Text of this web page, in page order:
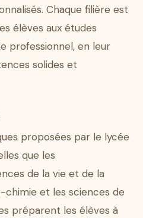
Chaque filière est
élèves aux études
professionnel, en leur
solides et
proposées par le lycée
que les
de la vie et de la
chimie et les sciences de
préparent les élèves à